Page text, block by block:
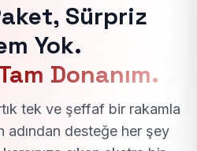
Sürpriz
Yok.
Donanım.
tek ve şeffaf bir rakamla
adından desteğe her şey